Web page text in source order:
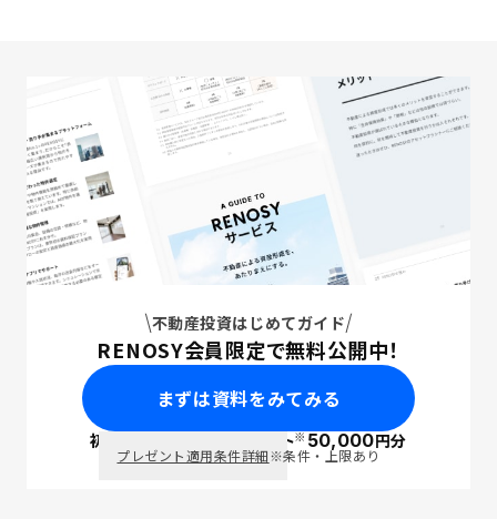
不動産投資はじめてガイド
RENOSY会員限定で無料公開中！
まずは資料をみてみる
初回面談で ポイント※50,000円分
プレゼント適用条件詳細※条件・上限あり